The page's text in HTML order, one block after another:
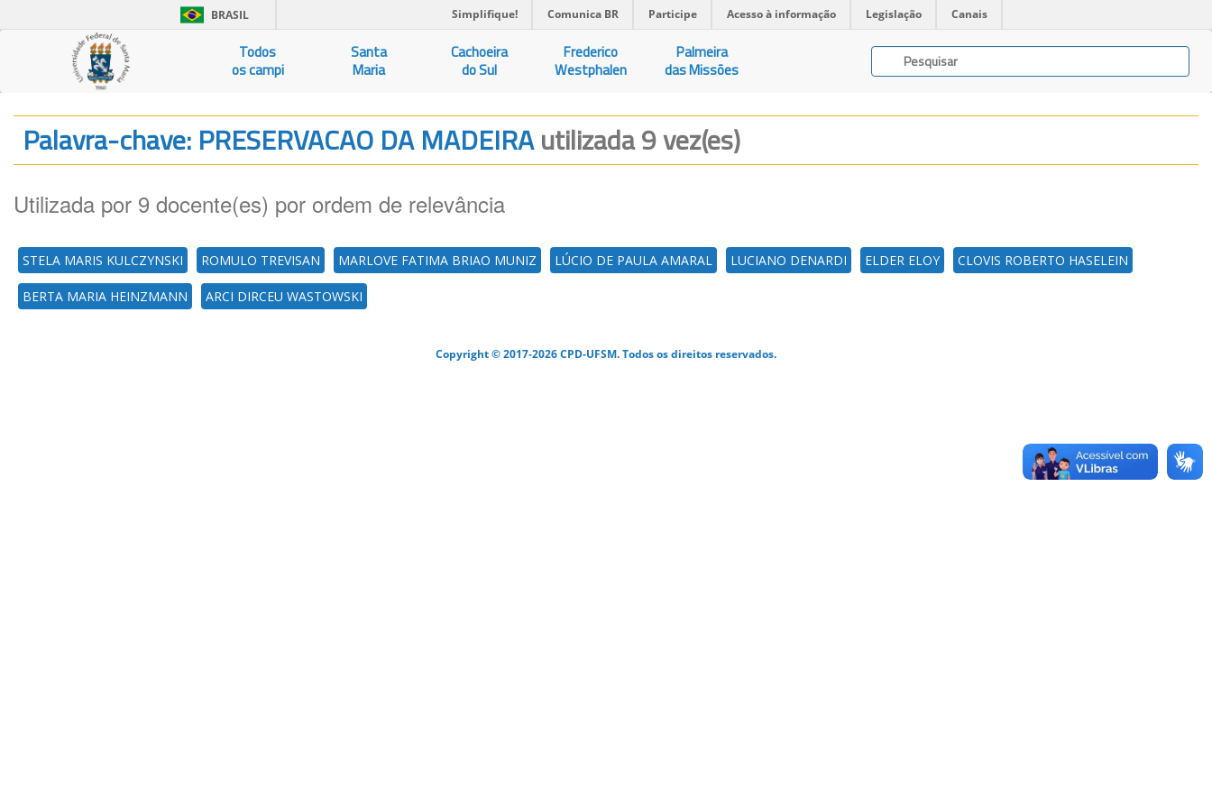
BRASIL Simplifique! Comunica BR Participe Acesso à informação Legislação Canais
Todos
os campi
Santa
Maria
Cachoeira
do Sul
Frederico
Westphalen
Palmeira
das Missões
Palavra-chave: PRESERVACAO DA MADEIRAutilizada 9 vez(es)
Utilizada por 9 docente(es) por ordem de relevância
STELA MARIS KULCZYNSKI ROMULO TREVISAN MARLOVE FATIMA BRIAO MUNIZ LÚCIO DE PAULA AMARAL LUCIANO DENARDI ELDER ELOY CLOVIS ROBERTO HASELEIN
BERTA MARIA HEINZMANN ARCI DIRCEU WASTOWSKI
Copyright © 2017-2026 CPD-UFSM. Todos os direitos reservados.